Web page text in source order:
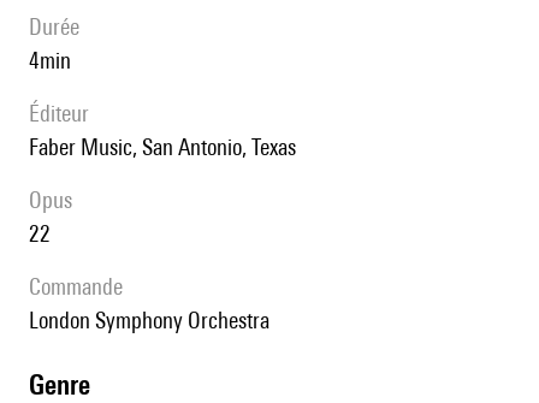
durée
4min
éditeur
Faber Music, San Antonio, Texas
Opus
22
Commande
London Symphony Orchestra
genre